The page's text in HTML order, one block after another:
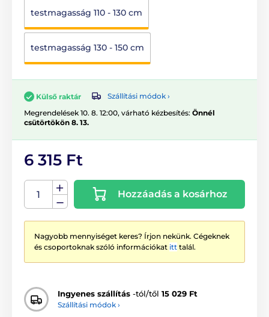
testmagasság 110 - 130 cm
testmagasság 130 - 150 cm
Külső raktár
Szállítási módok ›
Megrendelések 10. 8. 12:00, várható kézbesítés: Önnél
csütörtökön 8. 13.
6 315 Ft
Hozzáadás a kosárhoz
Nagyobb mennyiséget keres? Írjon nekünk. Cégeknek
és csoportoknak szóló információkat itt talál.
Ingyenes szállítás -tól/től 15 029 Ft
Szállítási módok ›